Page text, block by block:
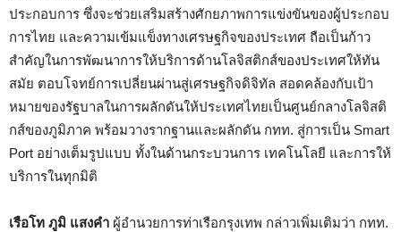
ประกอบการ ซึ่งจะช่วยเสริมสร้างศักยภาพการแข่งขันของผู้ประกอบ
การไทย และความเข้มแข็งทางเศรษฐกิจของประเทศ ถือเป็นก้าว
สำคัญในการพัฒนาการให้บริการด้านโลจิสติกส์ของประเทศให้ทัน
สมัย ตอบโจทย์การเปลี่ยนผ่านสู่เศรษฐกิจดิจิทัล สอดคล้องกับเป้า
หมายของรัฐบาลในการผลักดันให้ประเทศไทยเป็นศูนย์กลางโลจิสติ
กส์ของภูมิภาค พร้อมวางรากฐานและผลักดัน กทท. สู่การเป็น Smart
Port อย่างเต็มรูปแบบ ทั้งในด้านกระบวนการ เทคโนโลยี และการให้
บริการในทุกมิติ
เรือโท ภูมิ แสงคำ ผู้อำนวยการท่าเรือกรุงเทพ กล่าวเพิ่มเติมว่า กทท.